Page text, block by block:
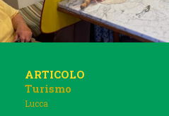
ARTICOLO
Turismo
Lucca